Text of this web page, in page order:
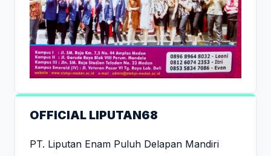
OFFICIAL LIPUTAN68
PT. Liputan Enam Puluh Delapan Mandiri